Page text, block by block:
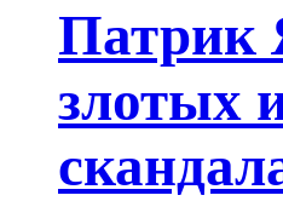
Патрик
злотых